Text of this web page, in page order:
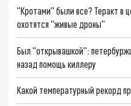
"Кротами" были все? Теракт в
охотятся "живые дроны"
Был "открывашкой":
назад помощь киллеру
Какой температурный рекорд